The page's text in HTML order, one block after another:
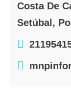
Costa De
Setúbal,